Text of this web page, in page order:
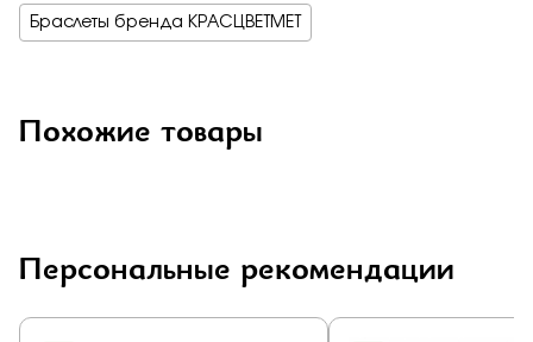
Браслеты бренда КРАСЦВЕТМЕТ
Похожие товары
Персональные рекомендации